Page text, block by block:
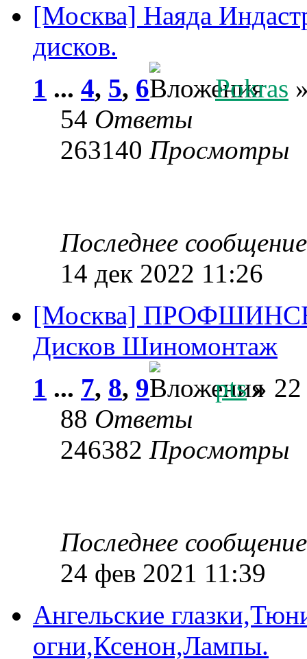
[Москва] Наяда
дисков.
1 ... 4, 5, 6 Pokras
54 Ответы
263140 Просмотры
Последнее
14 дек 2022 11:26
[Москва]
Дисков Шиномонтаж
1 ... 7, 8, 9 pts» 22
88 Ответы
246382 Просмотры
Последнее
24 фев 2021 11:39
Ангельские
огни,Ксенон,Лампы.